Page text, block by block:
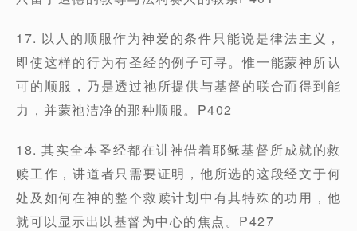
17. 以人的顺服作为神爱的条件只能说是律法主义，
即使这样的行为有圣经的例子可寻。惟一能蒙神所认
可的顺服，乃是透过祂所提供与基督的联合而得到能
力，并蒙祂洁净的那种顺服。P402
18. 其实全本圣经都在讲神借着耶稣基督所成就的救
赎工作，讲道者只需要证明，他所选的这段经文于何
处及如何在神的整个救赎计划中有其特殊的功用，他
就可以显示出以基督为中心的焦点。P427